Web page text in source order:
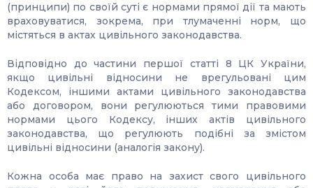
(принципи) по своїй суті є нормами прямої дії та мають
враховуватися, зокрема, при тлумаченні норм, що
містяться в актах цивільного законодавства.
Відповідно до частини першої статті 8 ЦК України,
якщо цивільні відносини не врегульовані цим
Кодексом, іншими актами цивільного законодавства
або договором, вони регулюються тими правовими
нормами цього Кодексу, інших актів цивільного
законодавства, що регулюють подібні за змістом
цивільні відносини (аналогія закону).
Кожна особа має право на захист свого цивільного